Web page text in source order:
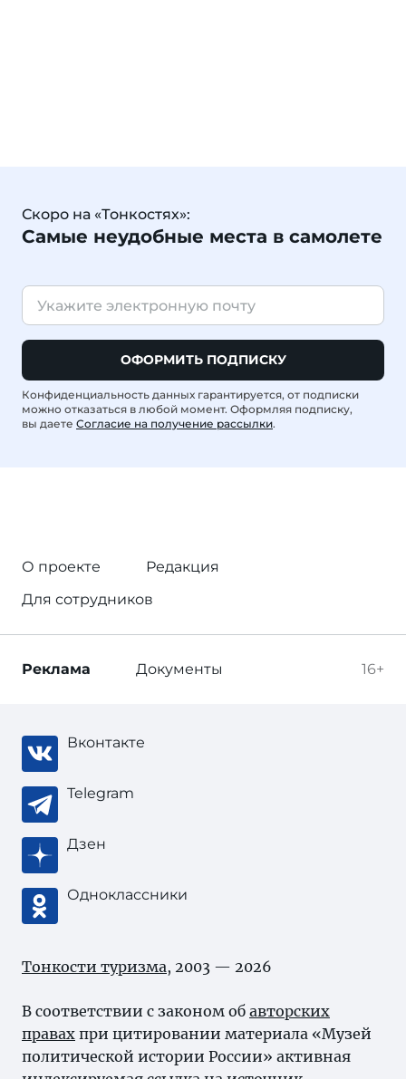
Скоро на «Тонкостях»:
Самые неудобные места в самолете
ОФОРМИТЬ ПОДПИСКУ
Конфиденциальность данных гарантируется, от подписки
можно отказаться в любой момент. Оформляя подписку,
вы даете Согласие на получение рассылки.
О проекте
Редакция
Для сотрудников
16+
Реклама Документы
Вконтакте
Telegram
Дзен
Одноклассники
Тонкости туризма, 2003 — 2026
В соответствии с законом об авторских
правах при цитировании материала «Музей
политической истории России» активная